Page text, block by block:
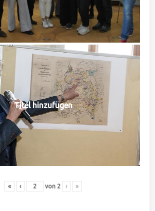
Titel hinzufügen
« ‹ von 2 › »